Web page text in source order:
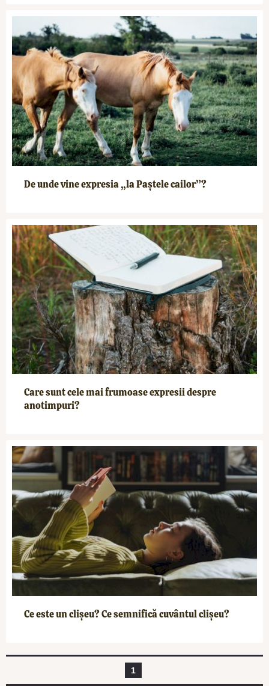
De unde vine expresia „la Paștele cailor”?
Care sunt cele mai frumoase expresii despre
anotimpuri?
Ce este un clișeu? Ce semnifică cuvântul clișeu?
1